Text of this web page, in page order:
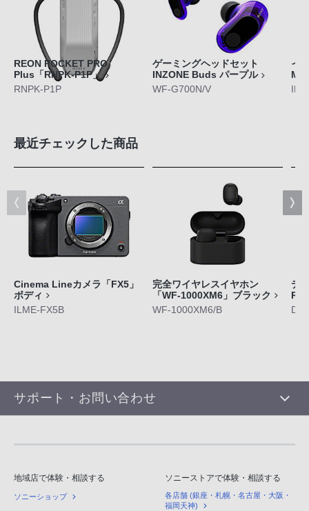
REON POCKET PRO
Plus「RNPK-P1P」
RNPK-P1P
ゲーミングヘッドセット
INZONE Buds パープル
WF-G700N/V
イ
最近チェックした商品
Cinema Lineカメラ「FX5」
ボディ
ILME-FX5B
完全ワイヤレスイヤホン
「WF-1000XM6」ブラック
WF-1000XM6/B
デ
サポート・お問い合わせ
地域店で体験・相談する
ソニーショップ
ソニーストアで体験・相談する
各店舗 (銀座・札幌・名古屋・大阪・
福岡天神)